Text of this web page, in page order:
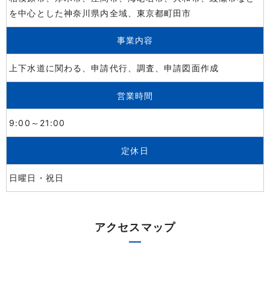
を中心とした神奈川県内全域、東京都町田市
事業内容
上下水道に関わる、申請代行、調査、申請図面作成
営業時間
9:00～21:00
定休日
日曜日・祝日
アクセスマップ